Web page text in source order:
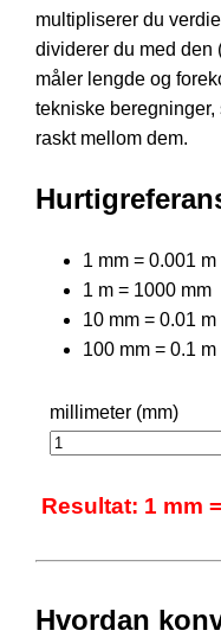
multipliserer du
dividerer du med den
måler lengde og
tekniske beregninger,
raskt mellom dem.
1 mm = 0.001 m
1 m = 1000 mm
10 mm = 0.01 m
100 mm = 0.1 m
millimeter (mm)
Resultat: 1 mm
Hvordan